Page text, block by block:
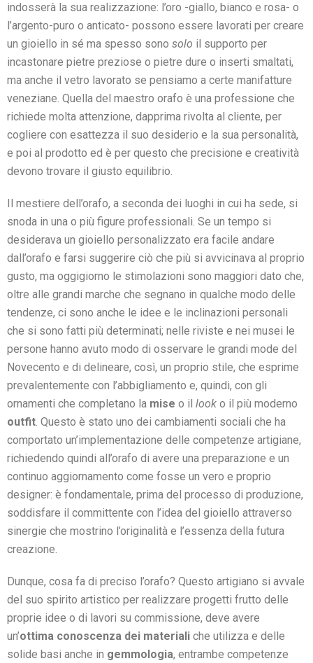
indosserà la sua realizzazione: l’oro -giallo, bianco e rosa- o
l’argento-puro o anticato- possono essere lavorati per creare
un gioiello in sé ma spesso sono solo il supporto per
incastonare pietre preziose o pietre dure o inserti smaltati,
ma anche il vetro lavorato se pensiamo a certe manifatture
veneziane. Quella del maestro orafo è una professione che
richiede molta attenzione, dapprima rivolta al cliente, per
cogliere con esattezza il suo desiderio e la sua personalità,
e poi al prodotto ed è per questo che precisione e creatività
devono trovare il giusto equilibrio.
Il mestiere dell’orafo, a seconda dei luoghi in cui ha sede, si
snoda in una o più figure professionali. Se un tempo si
desiderava un gioiello personalizzato era facile andare
dall’orafo e farsi suggerire ciò che più si avvicinava al proprio
gusto, ma oggigiorno le stimolazioni sono maggiori dato che,
oltre alle grandi marche che segnano in qualche modo delle
tendenze, ci sono anche le idee e le inclinazioni personali
che si sono fatti più determinati; nelle riviste e nei musei le
persone hanno avuto modo di osservare le grandi mode del
Novecento e di delineare, così, un proprio stile, che esprime
prevalentemente con l’abbigliamento e, quindi, con gli
ornamenti che completano la mise o il look o il più moderno
outfit. Questo è stato uno dei cambiamenti sociali che ha
comportato un’implementazione delle competenze artigiane,
richiedendo quindi all’orafo di avere una preparazione e un
continuo aggiornamento come fosse un vero e proprio
designer: è fondamentale, prima del processo di produzione,
soddisfare il committente con l’idea del gioiello attraverso
sinergie che mostrino l’originalità e l’essenza della futura
creazione.
Dunque, cosa fa di preciso l’orafo? Questo artigiano si avvale
del suo spirito artistico per realizzare progetti frutto delle
proprie idee o di lavori su commissione, deve avere
un’ottima conoscenza dei materiali che utilizza e delle
solide basi anche in gemmologia, entrambe competenze